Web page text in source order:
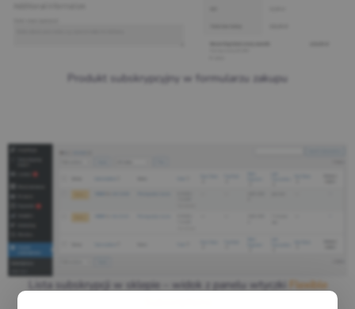
Produkt subskrypcyjny w formularzu zakupu
Lista subskrypcji w sklepie – widok z panelu wtyczki
Flexible